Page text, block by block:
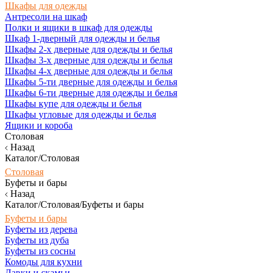
Шкафы для одежды
Антресоли на шкаф
Полки и ящики в шкаф для одежды
Шкаф 1-дверный для одежды и белья
Шкафы 2-х дверные для одежды и белья
Шкафы 3-х дверные для одежды и белья
Шкафы 4-х дверные для одежды и белья
Шкафы 5-ти дверные для одежды и белья
Шкафы 6-ти дверные для одежды и белья
Шкафы купе для одежды и белья
Шкафы угловые для одежды и белья
Ящики и короба
Столовая
Назад
Каталог/Столовая
Столовая
Буфеты и бары
Назад
Каталог/Столовая/Буфеты и бары
Буфеты и бары
Буфеты из дерева
Буфеты из дуба
Буфеты из сосны
Комоды для кухни